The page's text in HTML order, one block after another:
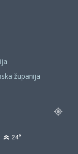
županija
24°